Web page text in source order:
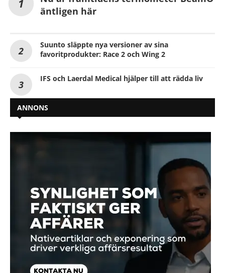
äntligen här
Suunto släppte nya versioner av sina
favoritprodukter: Race 2 och Wing 2
IFS och Laerdal Medical hjälper till att rädda liv
ANNONS